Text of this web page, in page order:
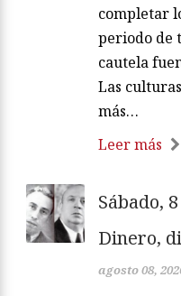
completar
periodo de
cautela
Las
más…
Leer más
Sábado,
Dinero,
agosto 08,